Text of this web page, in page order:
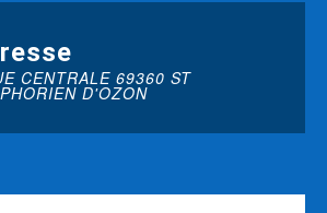
CENTRALE 69360 ST
D'OZON